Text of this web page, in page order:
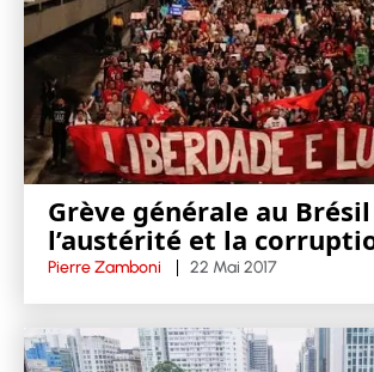
Grève générale au
l’austérité et la
Pierre Zamboni 22 Mai 2017